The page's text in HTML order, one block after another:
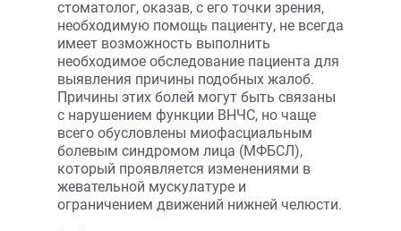
стоматолог, оказав, с его точки зрения,
необходимую помощь пациенту, не всегда
имеет возможность выполнить
необходимое обследование пациента для
выявления причины подобных жалоб.
Причины этих болей могут быть связаны
с нарушением функции ВНЧС, но чаще
всего обусловлены миофасциальным
болевым синдромом лица (МФБСЛ),
который проявляется изменениями в
жевательной мускулатуре и
ограничением движений нижней челюсти.